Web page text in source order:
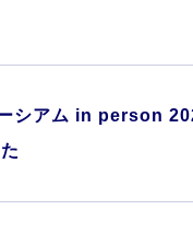
シアム in person